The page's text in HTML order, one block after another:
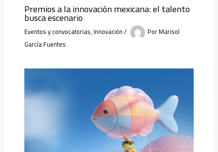
Premios a la innovación mexicana: el talento
busca escenario
Eventos y convocatorias, Innovación/ PorMarisol
García Fuentes